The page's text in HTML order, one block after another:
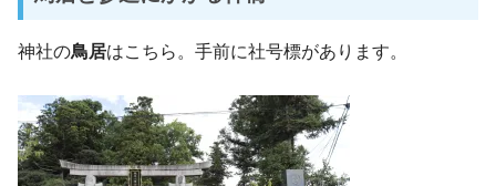
神社の鳥居はこちら。手前に社号標があります。